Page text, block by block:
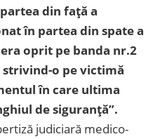
din față a
în partea din spate a
oprit pe banda nr.2
o pe victimă
în care ultima
de siguranță”.
judiciară medico-